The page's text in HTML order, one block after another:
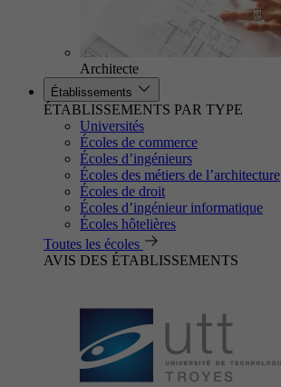
Architecte
Établissements
ÉTABLISSEMENTS PAR TYPE
Universités
Écoles de commerce
Écoles d’ingénieurs
Écoles des métiers de l’architecture
Écoles de droit
Écoles d’ingénieur informatique
Écoles hôtelières
Toutes les écoles
AVIS DES ÉTABLISSEMENTS